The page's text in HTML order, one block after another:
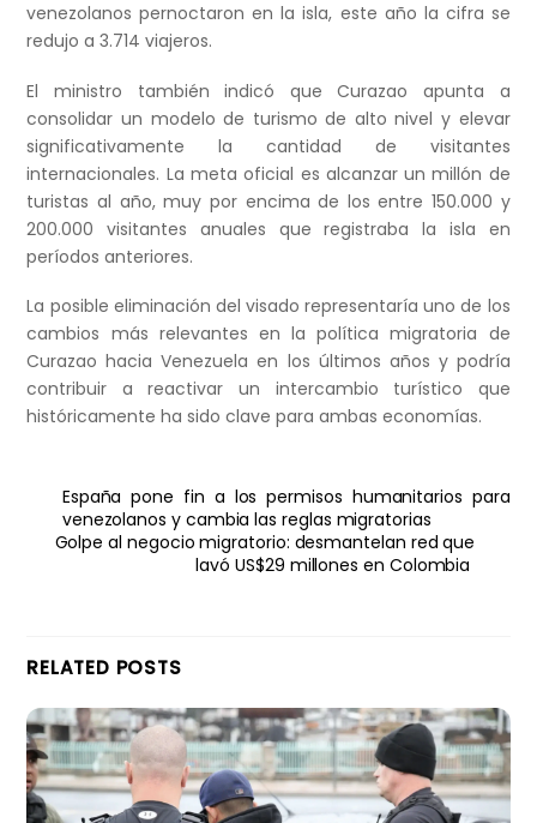
venezolanos pernoctaron en la isla, este año la cifra se
redujo a 3.714 viajeros.
El ministro también indicó que Curazao apunta a
consolidar un modelo de turismo de alto nivel y elevar
significativamente la cantidad de visitantes
internacionales. La meta oficial es alcanzar un millón de
turistas al año, muy por encima de los entre 150.000 y
200.000 visitantes anuales que registraba la isla en
períodos anteriores.
La posible eliminación del visado representaría uno de los
cambios más relevantes en la política migratoria de
Curazao hacia Venezuela en los últimos años y podría
contribuir a reactivar un intercambio turístico que
históricamente ha sido clave para ambas economías.
España pone fin a los permisos humanitarios para
venezolanos y cambia las reglas migratorias
Golpe al negocio migratorio: desmantelan red que
lavó US$29 millones en Colombia
RELATED POSTS